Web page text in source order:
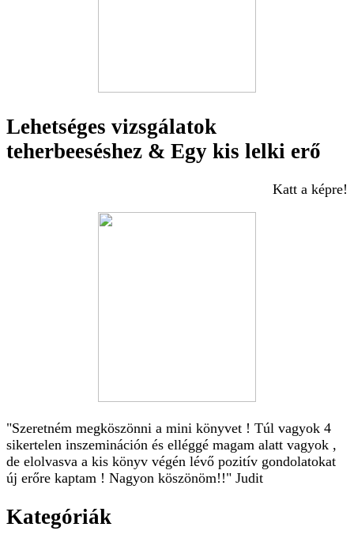
Lehetséges vizsgálatok
teherbeeséshez & Egy kis lelki erő
Katt a képre!
"Szeretném megköszönni a mini könyvet ! Túl vagyok 4
sikertelen inszemináción és elléggé magam alatt vagyok ,
de elolvasva a kis könyv végén lévő pozitív gondolatokat
új erőre kaptam ! Nagyon köszönöm!!" Judit
Kategóriák